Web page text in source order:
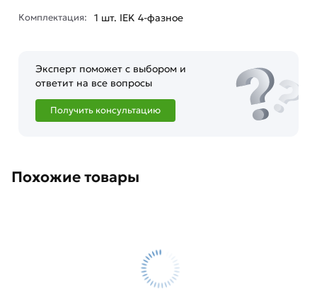
Комплектация: 1 шт. IEK 4-фазное
Эксперт поможет с выбором и
ответит на все вопросы
Получить консультацию
Похожие товары